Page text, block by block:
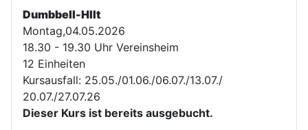
Dumbbell-HIIt
Montag,04.05.2026
18.30 - 19.30 Uhr Vereinsheim
12 Einheiten
Kursausfall: 25.05./01.06./06.07./13.07./
20.07./27.07.26
Dieser Kurs ist bereits ausgebucht.